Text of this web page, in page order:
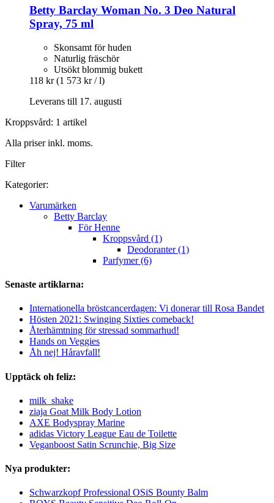
Betty Barclay Woman No. 3 Deo Natural
Spray, 75 ml
Skonsamt för huden
Naturlig fräschör
Utsökt blommig bukett
118 kr (1 573 kr / l)
Leverans till 17. augusti
Kroppsvård: 1 artikel
Alla priser inkl. moms.
Filter
Kategorier:
Varumärken
Betty Barclay
För Henne
Kroppsvård (1)
Deodoranter (1)
Parfymer (6)
Senaste artiklarna:
Internationella bröstcancerdagen: Vi donerar till Rosa Bandet
Hösten 2021: Swinging Sixties comeback!
Återhämtning för stressad sommarhud!
Hands on Veggies
Åh nej! Håravfall!
Upptäck oh feliz:
milk_shake
ziaja Goat Milk Body Lotion
AXE Bodyspray Marine
adidas Victory League Eau de Toilette
Veganboost Satin Scrunchie, Big Size
Nya produkter:
Schwarzkopf Professional OSiS Bounty Balm